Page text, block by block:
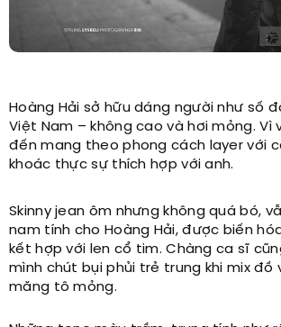
Hoàng Hải sở hữu dáng người như số
Việt Nam – không cao và hơi mỏng. Vì
đến mang theo phong cách layer với
khoác thực sự thích hợp với anh.
Skinny jean ôm nhưng không quá bó,
nam tính cho Hoàng Hải, được biến
kết hợp với len cổ tim. Chàng ca sĩ
mình chút bụi phủi trẻ trung khi mix đồ
măng tô mỏng.